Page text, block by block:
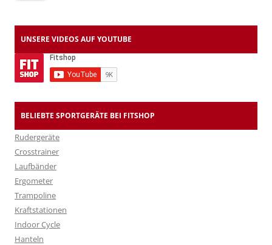
UNSERE VIDEOS AUF YOUTUBE
BELIEBTE SPORTGERÄTE BEI FITSHOP
Rudergeräte
Crosstrainer
Laufbänder
Ergometer
Trampoline
Kraftstationen
Indoor Cycle
Hanteln